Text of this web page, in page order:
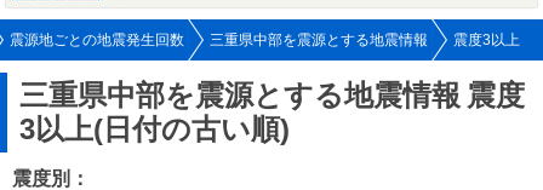
震源地ごとの地震発生回数 三重県中部を震源とする地震情報 震度3以上
三重県中部を震源とする地震情報 震度
3以上(日付の古い順)
震度別：